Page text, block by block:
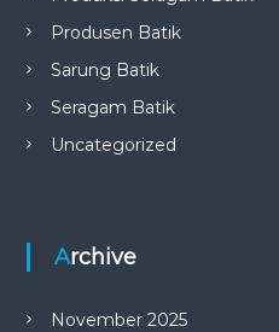
Produsen Batik
Sarung Batik
Seragam Batik
Uncategorized
Archive
November 2025